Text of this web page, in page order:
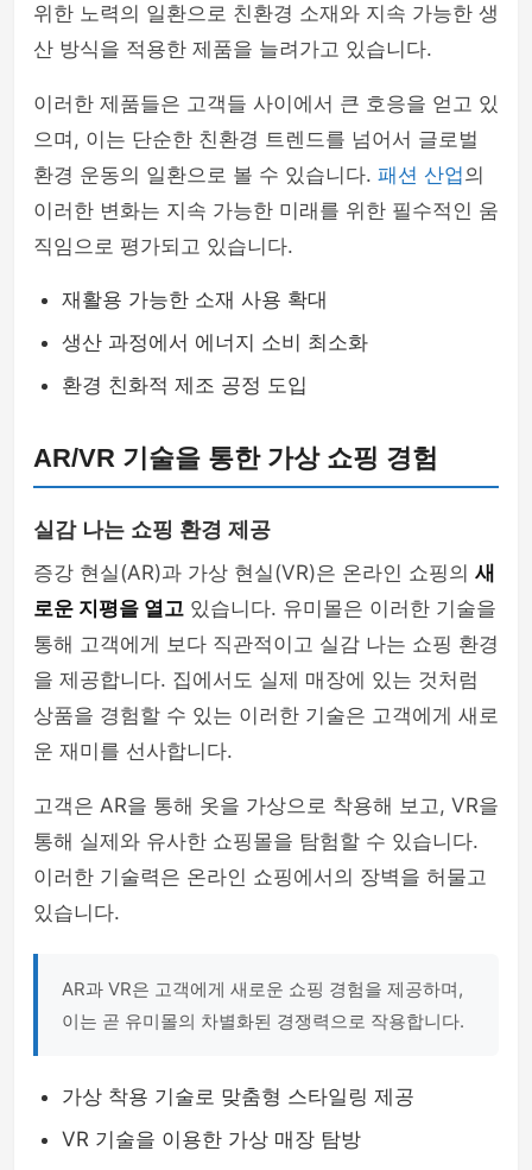
위한 노력의 일환으로 친환경 소재와 지속 가능한 생
산 방식을 적용한 제품을 늘려가고 있습니다.
이러한 제품들은 고객들 사이에서 큰 호응을 얻고 있
으며, 이는 단순한 친환경 트렌드를 넘어서 글로벌
환경 운동의 일환으로 볼 수 있습니다. 패션 산업의
이러한 변화는 지속 가능한 미래를 위한 필수적인 움
직임으로 평가되고 있습니다.
재활용 가능한 소재 사용 확대
생산 과정에서 에너지 소비 최소화
환경 친화적 제조 공정 도입
AR/VR 기술을 통한 가상 쇼핑 경험
실감 나는 쇼핑 환경 제공
증강 현실(AR)과 가상 현실(VR)은 온라인 쇼핑의 새
로운 지평을 열고 있습니다. 유미몰은 이러한 기술을
통해 고객에게 보다 직관적이고 실감 나는 쇼핑 환경
을 제공합니다. 집에서도 실제 매장에 있는 것처럼
상품을 경험할 수 있는 이러한 기술은 고객에게 새로
운 재미를 선사합니다.
고객은 AR을 통해 옷을 가상으로 착용해 보고, VR을
통해 실제와 유사한 쇼핑몰을 탐험할 수 있습니다.
이러한 기술력은 온라인 쇼핑에서의 장벽을 허물고
있습니다.
AR과 VR은 고객에게 새로운 쇼핑 경험을 제공하며,
이는 곧 유미몰의 차별화된 경쟁력으로 작용합니다.
가상 착용 기술로 맞춤형 스타일링 제공
VR 기술을 이용한 가상 매장 탐방